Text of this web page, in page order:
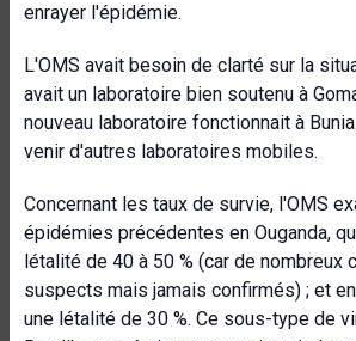
enrayer l'épidémie.
L'OMS avait besoin de clarté sur la
avait un laboratoire bien soutenu à
nouveau laboratoire fonctionnait à
venir d'autres laboratoires mobiles.
Concernant les taux de survie, l'OMS
épidémies précédentes en Ouganda,
létalité de 40 à 50 % (car de nombreux
suspects mais jamais confirmés) ; et
une létalité de 30 %. Ce sous-type de